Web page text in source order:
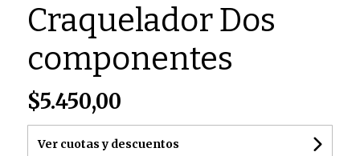
Craquelador Dos
componentes
$5.450,00
Ver cuotas y descuentos